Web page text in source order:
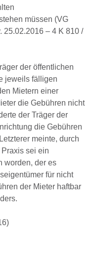
müssen (VG
25.02.2016 – 4 K 810 /
der öffentlichen
jeweils fälligen
Mietern einer
die Gebühren nicht
der Träger der
die Gebühren
meinte, durch
sei ein
worden, der es
für nicht
der Mieter haftbar